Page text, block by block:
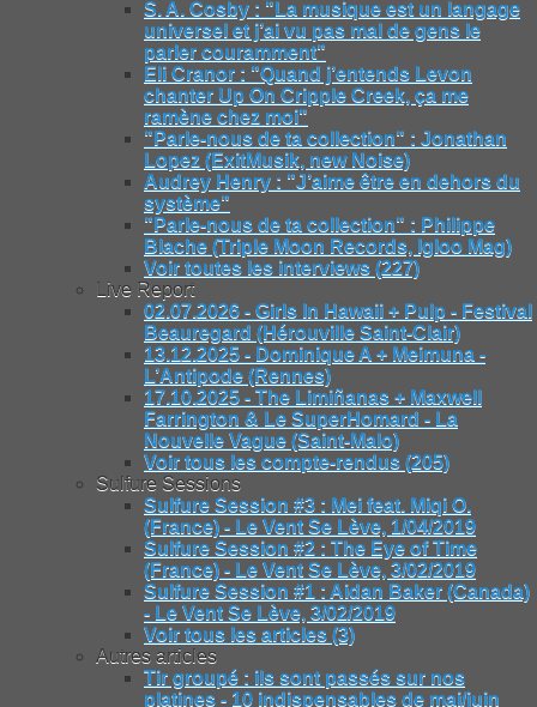
S. A. Cosby : "La musique est un langage
universel et j’ai vu pas mal de gens le
parler couramment"
Eli Cranor : "Quand j’entends Levon
chanter Up On Cripple Creek, ça me
ramène chez moi"
"Parle-nous de ta collection" : Jonathan
Lopez (ExitMusik, new Noise)
Audrey Henry : "J’aime être en dehors du
système"
"Parle-nous de ta collection" : Philippe
Blache (Triple Moon Records, Igloo Mag)
Voir toutes les interviews (227)
Live Report
02.07.2026 - Girls In Hawaii + Pulp - Festival
Beauregard (Hérouville Saint-Clair)
13.12.2025 - Dominique A + Meimuna -
L’Antipode (Rennes)
17.10.2025 - The Limiñanas + Maxwell
Farrington & Le SuperHomard - La
Nouvelle Vague (Saint-Malo)
Voir tous les compte-rendus (205)
Sulfure Sessions
Sulfure Session #3 : Mei feat. Miqi O.
(France) - Le Vent Se Lève, 1/04/2019
Sulfure Session #2 : The Eye of Time
(France) - Le Vent Se Lève, 3/02/2019
Sulfure Session #1 : Aidan Baker (Canada)
- Le Vent Se Lève, 3/02/2019
Voir tous les articles (3)
Autres articles
Tir groupé : ils sont passés sur nos
platines - 10 indispensables de mai/juin